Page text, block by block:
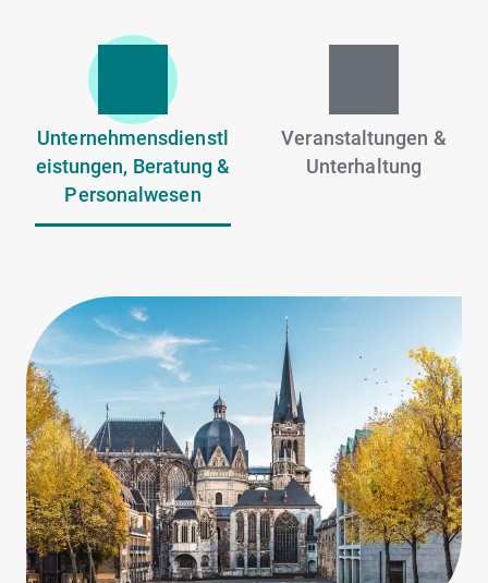
Unternehmensdienstl
eistungen, Beratung &
Personalwesen
Veranstaltungen &
Unterhaltung